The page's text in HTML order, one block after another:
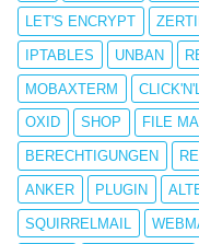
LET'S ENCRYPT
IPTABLES UNBAN
MOBAXTERM
OXID SHOP FILE
BERECHTIGUNGEN
ANKER PLUGIN
SQUIRRELMAIL